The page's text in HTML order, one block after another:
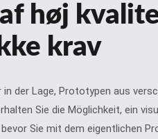
høj
krav
der Lage, Prototypen aus
Sie die Möglichkeit, ein
Sie mit dem eigentlichen